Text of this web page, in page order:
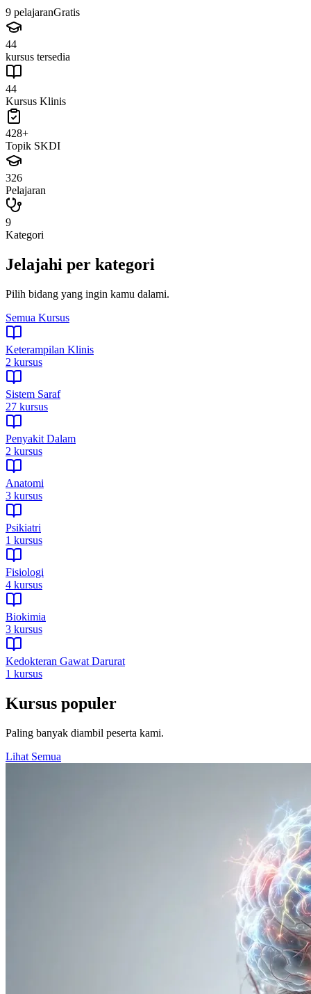
9 pelajaranGratis
44
kursus tersedia
44
Kursus Klinis
428+
Topik SKDI
326
Pelajaran
9
Kategori
Jelajahi per kategori
Pilih bidang yang ingin kamu dalami.
Semua Kursus
Keterampilan Klinis
2 kursus
Sistem Saraf
27 kursus
Penyakit Dalam
2 kursus
Anatomi
3 kursus
Psikiatri
1 kursus
Fisiologi
4 kursus
Biokimia
3 kursus
Kedokteran Gawat Darurat
1 kursus
Kursus populer
Paling banyak diambil peserta kami.
Lihat Semua